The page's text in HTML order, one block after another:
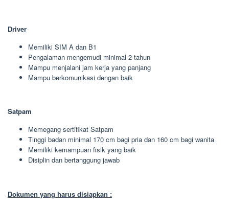
Driver
Memiliki SIM A dan B1
Pengalaman mengemudi minimal 2 tahun
Mampu menjalani jam kerja yang panjang
Mampu berkomunikasi dengan baik
Satpam
Memegang sertifikat Satpam
Tinggi badan minimal 170 cm bagi pria dan 160 cm bagi wanita
Memiliki kemampuan fisik yang baik
Disiplin dan bertanggung jawab
Dokumen yang harus disiapkan :